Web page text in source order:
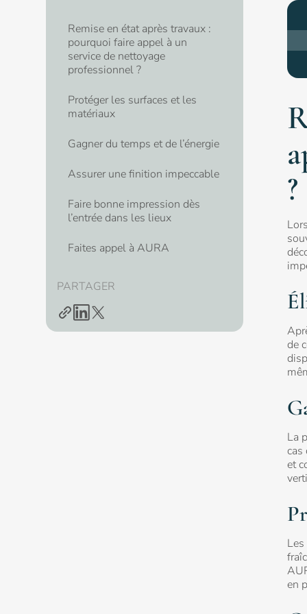
Remise en état après travaux :
pourquoi faire appel à un
service de nettoyage
professionnel ?
Protéger les surfaces et les
matériaux
Gagner du temps et de l’énergie
Assurer une finition impeccable
Faire bonne impression dès
l’entrée dans les lieux
Faites appel à AURA
PARTAGER
?
de
La
cas
et
en